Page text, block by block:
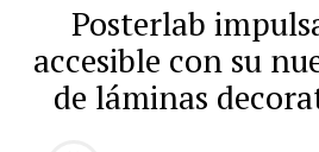
Posterlab
accesible con su
de láminas